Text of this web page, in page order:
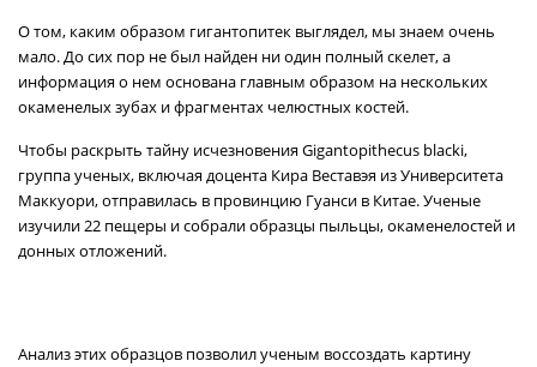
О том, каким образом гигантопитек выглядел, мы знаем очень
мало. До сих пор не был найден ни один полный скелет, а
информация о нем основана главным образом на нескольких
окаменелых зубах и фрагментах челюстных костей.
Чтобы раскрыть тайну исчезновения Gigantopithecus blacki,
группа ученых, включая доцента Кира Веставэя из Университета
Маккуори, отправилась в провинцию Гуанси в Китае. Ученые
изучили 22 пещеры и собрали образцы пыльцы, окаменелостей и
донных отложений.
Анализ этих образцов позволил ученым воссоздать картину